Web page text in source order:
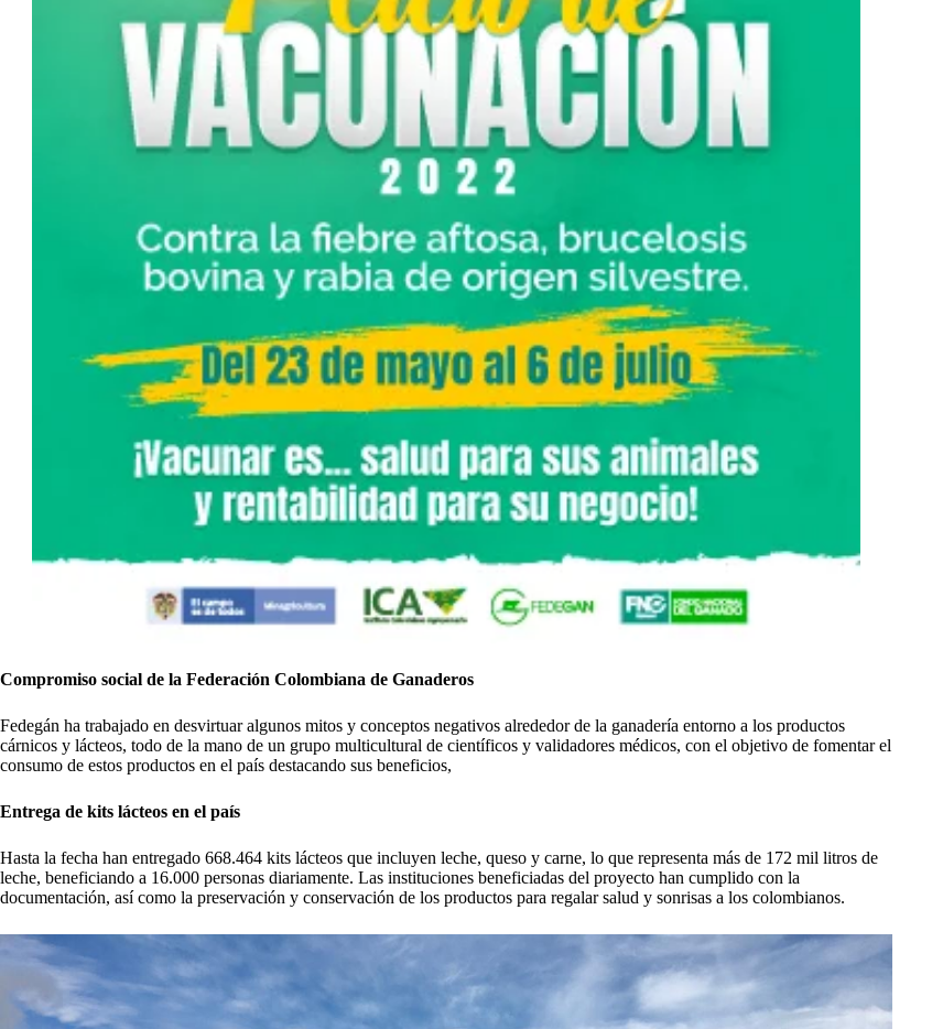
Compromiso social de la Federación Colombiana de Ganaderos
Fedegán ha trabajado en desvirtuar algunos mitos y conceptos negativos alrededor de la ganadería entorno a los productos
cárnicos y lácteos, todo de la mano de un grupo multicultural de científicos y validadores médicos, con el objetivo de fomentar el
consumo de estos productos en el país destacando sus beneficios,
Entrega de kits lácteos en el país
Hasta la fecha han entregado 668.464 kits lácteos que incluyen leche, queso y carne, lo que representa más de 172 mil litros de
leche, beneficiando a 16.000 personas diariamente. Las instituciones beneficiadas del proyecto han cumplido con la
documentación, así como la preservación y conservación de los productos para regalar salud y sonrisas a los colombianos.